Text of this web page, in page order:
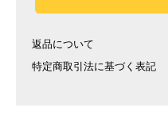
返品について
特定商取引法に基づく表記